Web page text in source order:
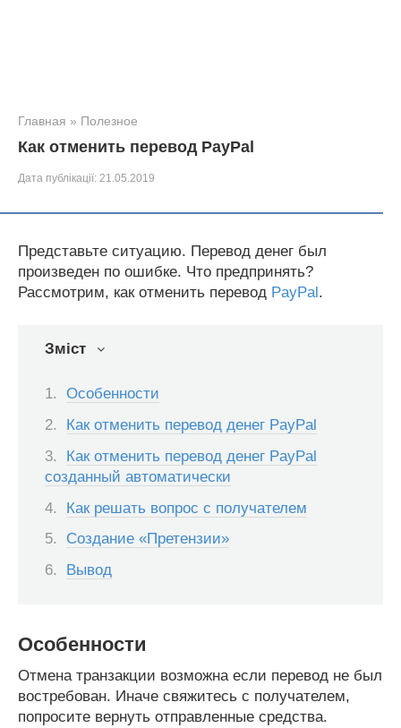
Главная » Полезное
Как отменить перевод PayPal
Дата публікації: 21.05.2019
Представьте ситуацию. Перевод денег был
произведен по ошибке. Что предпринять?
Рассмотрим, как отменить перевод PayPal.
Зміст
Особенности
Как отменить перевод денег PayPal
Как отменить перевод денег PayPal
созданный автоматически
Как решать вопрос с получателем
Создание «Претензии»
Вывод
Особенности
Отмена транзакции возможна если перевод не был
востребован. Иначе свяжитесь с получателем,
попросите вернуть отправленные средства.